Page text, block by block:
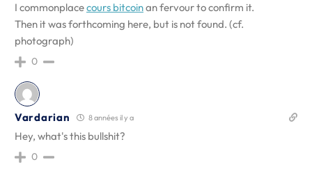
I commonplacecours bitcoinan fervour to confirm it.
Then it was forthcoming here, but is not found. (cf.
photograph)
0
Vardarian 8 années il y a
Hey, what's this bullshit?
0